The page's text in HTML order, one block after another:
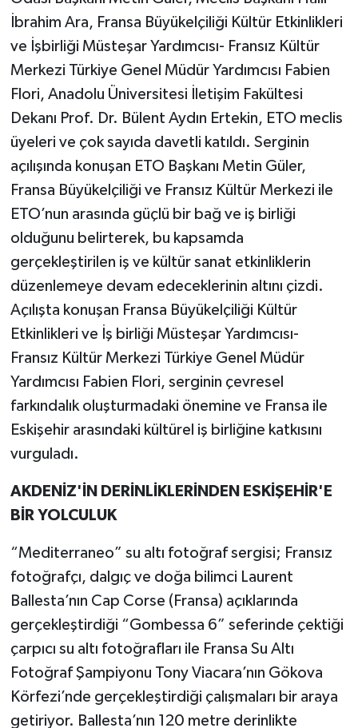
İbrahim Ara, Fransa Büyükelçiliği Kültür Etkinlikleri
ve İşbirliği Müsteşar Yardımcısı- Fransız Kültür
Merkezi Türkiye Genel Müdür Yardımcısı Fabien
Flori, Anadolu Üniversitesi İletişim Fakültesi
Dekanı Prof. Dr. Bülent Aydın Ertekin, ETO meclis
üyeleri ve çok sayıda davetli katıldı. Serginin
açılışında konuşan ETO Başkanı Metin Güler,
Fransa Büyükelçiliği ve Fransız Kültür Merkezi ile
ETO’nun arasında güçlü bir bağ ve iş birliği
olduğunu belirterek, bu kapsamda
gerçekleştirilen iş ve kültür sanat etkinliklerin
düzenlemeye devam edeceklerinin altını çizdi.
Açılışta konuşan Fransa Büyükelçiliği Kültür
Etkinlikleri ve İş birliği Müsteşar Yardımcısı-
Fransız Kültür Merkezi Türkiye Genel Müdür
Yardımcısı Fabien Flori, serginin çevresel
farkındalık oluşturmadaki önemine ve Fransa ile
Eskişehir arasındaki kültürel iş birliğine katkısını
vurguladı.
AKDENİZ'İN DERİNLİKLERİNDEN ESKİŞEHİR'E
BİR YOLCULUK
“Mediterraneo” su altı fotoğraf sergisi; Fransız
fotoğrafçı, dalgıç ve doğa bilimci Laurent
Ballesta’nın Cap Corse (Fransa) açıklarında
gerçekleştirdiği “Gombessa 6” seferinde çektiği
çarpıcı su altı fotoğrafları ile Fransa Su Altı
Fotoğraf Şampiyonu Tony Viacara’nın Gökova
Körfezi’nde gerçekleştirdiği çalışmaları bir araya
getiriyor. Ballesta’nın 120 metre derinlikte